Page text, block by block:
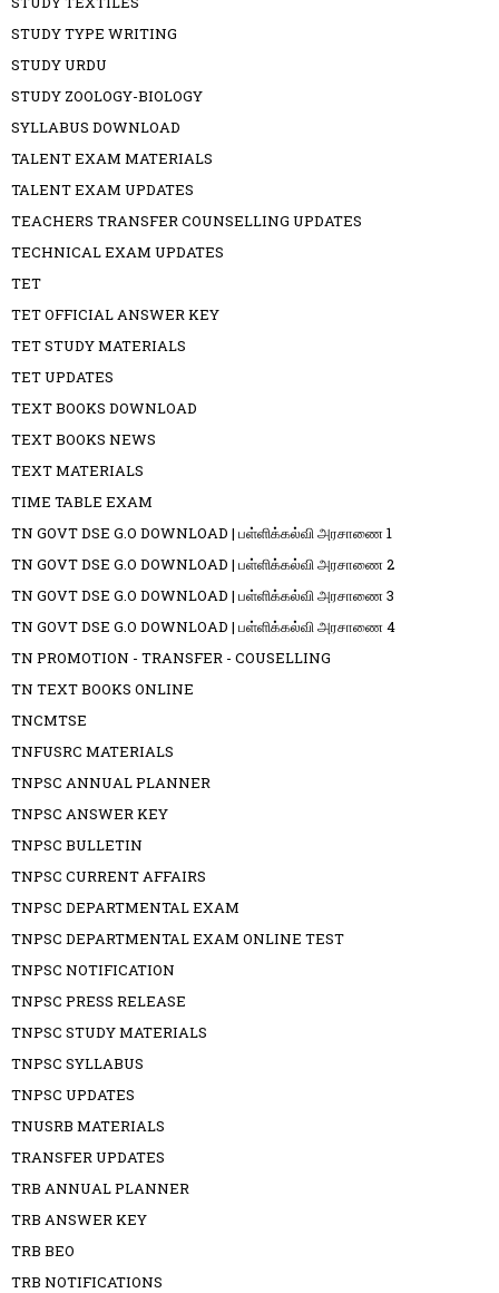
STUDY TYPE WRITING
STUDY URDU
STUDY ZOOLOGY-BIOLOGY
SYLLABUS DOWNLOAD
TALENT EXAM MATERIALS
TALENT EXAM UPDATES
TEACHERS TRANSFER COUNSELLING UPDATES
TECHNICAL EXAM UPDATES
TET
TET OFFICIAL ANSWER KEY
TET STUDY MATERIALS
TET UPDATES
TEXT BOOKS DOWNLOAD
TEXT BOOKS NEWS
TEXT MATERIALS
TIME TABLE EXAM
TN GOVT DSE G.O DOWNLOAD | பள்ளிக்கல்வி அரசாணை 1
TN GOVT DSE G.O DOWNLOAD | பள்ளிக்கல்வி அரசாணை 2
TN GOVT DSE G.O DOWNLOAD | பள்ளிக்கல்வி அரசாணை 3
TN GOVT DSE G.O DOWNLOAD | பள்ளிக்கல்வி அரசாணை 4
TN PROMOTION - TRANSFER - COUSELLING
TN TEXT BOOKS ONLINE
TNCMTSE
TNFUSRC MATERIALS
TNPSC ANNUAL PLANNER
TNPSC ANSWER KEY
TNPSC BULLETIN
TNPSC CURRENT AFFAIRS
TNPSC DEPARTMENTAL EXAM
TNPSC DEPARTMENTAL EXAM ONLINE TEST
TNPSC NOTIFICATION
TNPSC PRESS RELEASE
TNPSC STUDY MATERIALS
TNPSC SYLLABUS
TNPSC UPDATES
TNUSRB MATERIALS
TRANSFER UPDATES
TRB ANNUAL PLANNER
TRB ANSWER KEY
TRB BEO
TRB NOTIFICATIONS